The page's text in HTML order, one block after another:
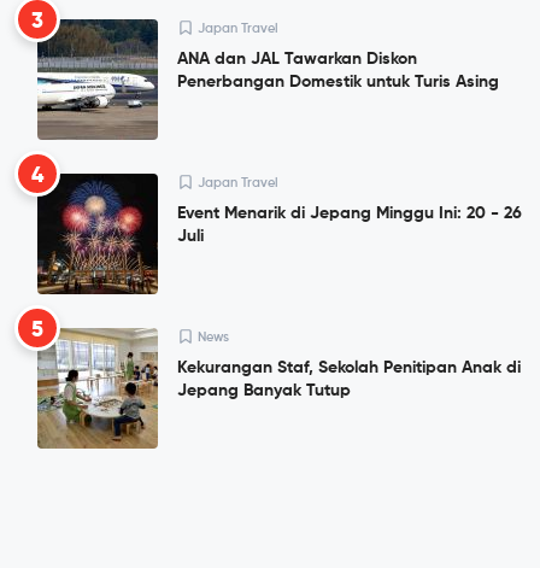
3 Japan Travel
ANA dan JAL Tawarkan Diskon
Penerbangan Domestik untuk Turis Asing
4 Japan Travel
Event Menarik di Jepang Minggu Ini: 20 - 26
Juli
5 News
Kekurangan Staf, Sekolah Penitipan Anak di
Jepang Banyak Tutup